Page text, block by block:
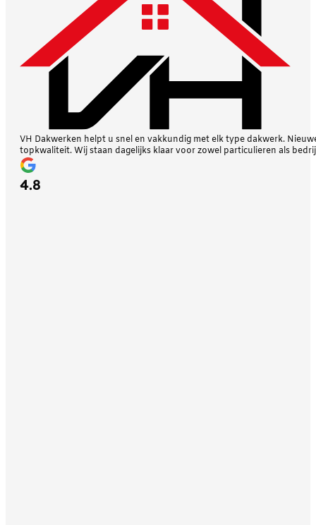
VH Dakwerken helpt u snel en vakkundig met elk type dakwerk.
topkwaliteit. Wij staan dagelijks klaar voor zowel particulieren als
4.8